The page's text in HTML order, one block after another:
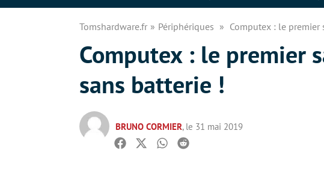
Tomshardware.fr Périphériques Computex : le premier
Computex : le premier
sans batterie !
BRUNO CORMIER, le 31 mai 2019
Facebook
TwitterWhatsapp
Reddit